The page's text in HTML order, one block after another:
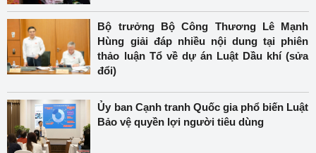
Bộ trưởng Bộ Công Thương Lê Mạnh
Hùng giải đáp nhiều nội dung tại phiên
thảo luận Tổ về dự án Luật Dầu khí (sửa
đổi)
Ủy ban Cạnh tranh Quốc gia phổ biến Luật
Bảo vệ quyền lợi người tiêu dùng